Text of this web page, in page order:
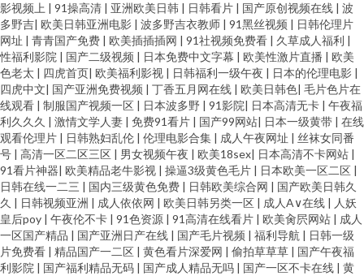
影视频上 | 91操高清 | 亚洲欧美日韩 | 日韩看片 | 国产原创视频在线 | 波
多野吉| 欧美日韩亚洲电影 | 波多野吉衣教师 | 91黑丝视频 | 日韩伦理片
网址 | 青青国产免费 | 欧美插插插网 | 91社视频免费看 | 久草成人福利 |
性福利影院 | 国产二级视频 | 日本免费中文字幕 | 欧美性激片直播 | 欧美
色老太 | 四虎首页| 欧美福利影视 | 日韩福利一级午夜 | 日本的伦理电影 |
四虎中文| 国产亚洲免费视频 | 丁香五月网在线 | 欧美日韩色| 毛片色片在
线观看 | 制服国产视频一区 | 日本波多野 | 91影院| 日本高清无卡 | 午夜福
利久久久 | 激情文学人妻 | 免费91看片 | 国产99网站| 日本一级黄带 | 在线
观看伦理片 | 日韩熟妇乱伦 | 伦理电影合集 | 成人午夜网址 | 丝袜女同番
号 | 高清一区二区三区 | 男女视频午夜 | 欧美18sex| 日本高清不卡网站 |
91看片神器| 欧美精品老牛影视 | 操逼3级黄色毛片 | 日本欧美一区二区 |
日韩在线一二三 | 国内三级黄色免费 | 日韩欧美综合网 | 国产欧美日韩久
久 | 日韩视频亚洲 | 成人依依网 | 欧美日韩另类一区 | 成人A∨在线 | 人妖
皇后poy | 午夜伦不卡 | 91色资源 | 91高清在线看片 | 欧美肏屄网站 | 成人
一区国产精品 | 国产亚洲日产在线 | 国产毛片视频 | 福利导航 | 日韩一级
片免费看 | 精品国产一二区 | 黄色看片深爱网 | 偷拍草草草 | 国产午夜福
利影院 | 国产福利精品无码 | 国产成人精品无吗 | 国产一区不卡在线 | 黄